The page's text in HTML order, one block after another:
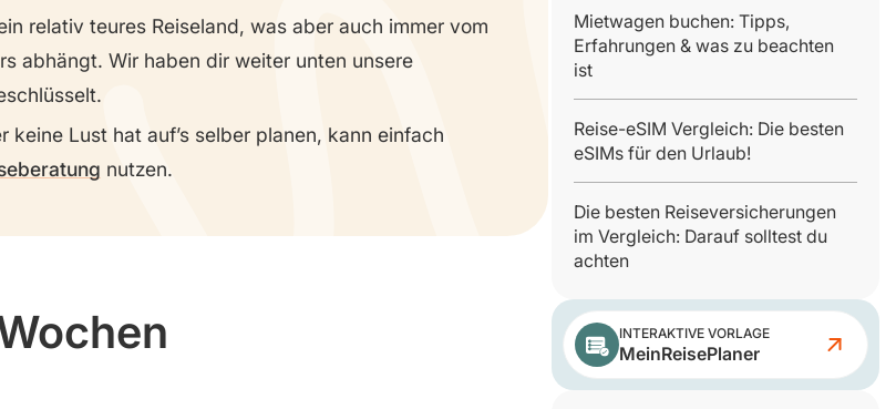
relativ teures Reiseland, was aber auch immer vom
abhängt. Wir haben dir weiter unten unsere
keine Lust hat auf’s selber planen, kann einfach
nutzen.
Mietwagen buchen: Tipps,
Erfahrungen & was zu beachten
ist
Reise-eSIM Vergleich: Die besten
eSIMs für den Urlaub!
Die besten Reiseversicherungen
im Vergleich: Darauf solltest du
achten
INTERAKTIVE VORLAGE
MeinReisePlaner